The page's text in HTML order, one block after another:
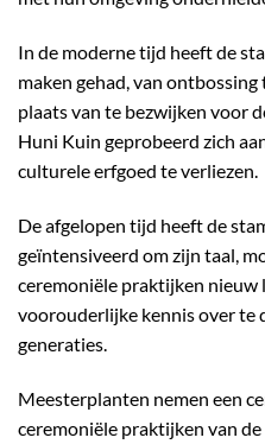
In de moderne tijd heeft de
maken gehad, van
plaats van te bezwijken voor
Huni Kuin geprobeerd zich
culturele erfgoed te verliezen.
De afgelopen tijd heeft de
geïntensiveerd om zijn taal,
ceremoniële praktijken nieuw
voorouderlijke kennis over te
generaties.
Meesterplanten nemen een
ceremoniële praktijken van